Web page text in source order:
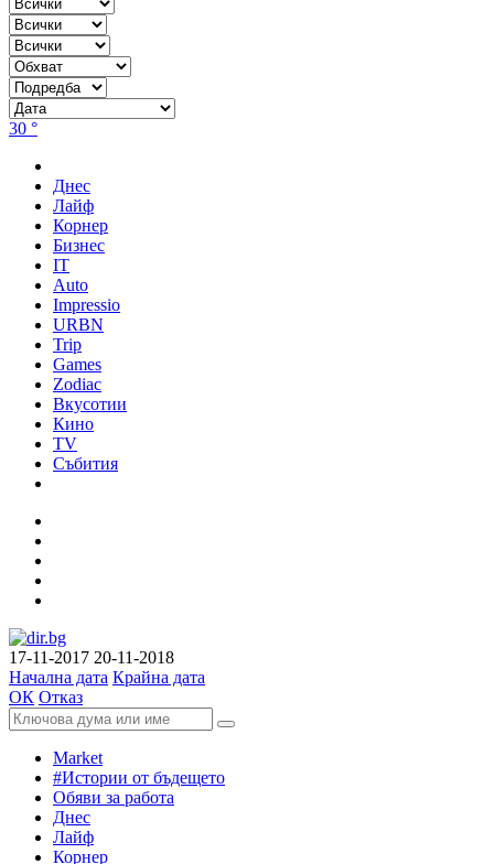
30 °
Днес
Лайф
Корнер
Бизнес
IT
Auto
Impressio
URBN
Trip
Games
Zodiac
Вкусотии
Кино
TV
Събития
17-11-2017 20-11-2018
Начална дата Крайна дата
ОК Отказ
Market
#Истории от бъдещето
Обяви за работа
Днес
Лайф
Корнер